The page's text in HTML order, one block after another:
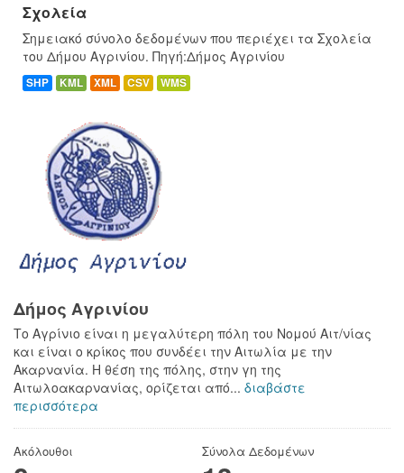
Σχολεία
Σημειακό σύνολο δεδομένων που περιέχει τα Σχολεία
του Δήμου Αγρινίου. Πηγή:Δήμος Αγρινίου
SHP KML XML CSV WMS
Δήμος Αγρινίου
Το Αγρίνιο είναι η μεγαλύτερη πόλη του Νομού Αιτ/νίας
και είναι ο κρίκος που συνδέει την Αιτωλία με την
Ακαρνανία. Η θέση της πόλης, στην γη της
Αιτωλοακαρνανίας, ορίζεται από... διαβάστε
περισσότερα
Ακόλουθοι Σύνολα Δεδομένων